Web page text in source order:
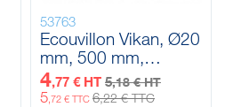
53763
Ecouvillon Vikan, Ø20
mm, 500 mm,
Medium
4,77 € HT 5,18 € HT
5,72 € TTC 6,22 € TTC